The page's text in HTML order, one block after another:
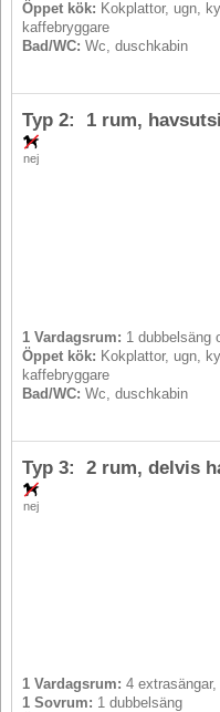
Öppet kök: Kokplattor, ugn,
kaffebryggare
Bad/WC: Wc, duschkabin
nej
Typ 2: 1 rum,
1 Vardagsrum: 1 dubbelsäng
Öppet kök: Kokplattor, ugn,
kaffebryggare
Bad/WC: Wc, duschkabin
nej
Typ 3: 2 rum, delvis
1 Vardagsrum: 4 extrasängar,
1 Sovrum: 1 dubbelsäng